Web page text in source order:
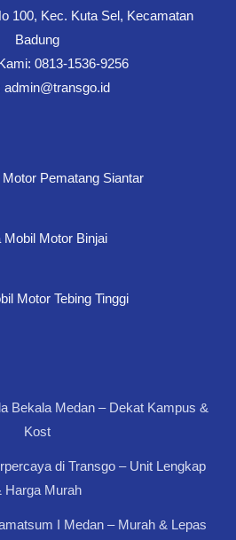
100, Kec. Kuta Sel, Kecamatan
Badung
0813-1536-9256
admin@transgo.id
Pematang Siantar
Mobil Motor Binjai
Motor Tebing Tinggi
Bekala Medan – Dekat Kampus &
Kost
di Transgo – Unit Lengkap
Harga Murah
I Medan – Murah & Lepas